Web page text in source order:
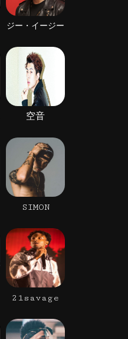
ジー・イージー
空音
SIMON
21savage